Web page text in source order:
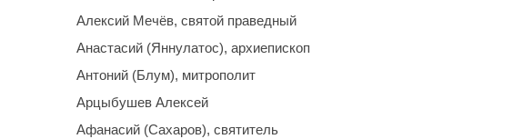
Алексий Мечёв, святой праведный
Анастасий (Яннулатос), архиепископ
Антоний (Блум), митрополит
Арцыбушев Алексей
Афанасий (Сахаров), святитель